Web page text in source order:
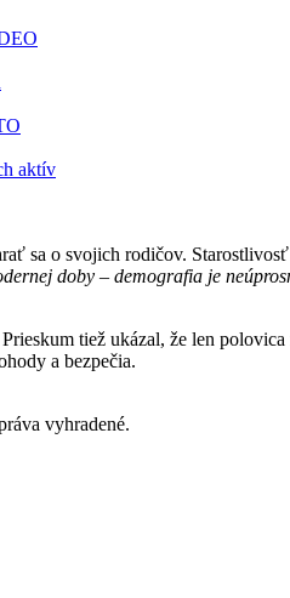
aktív
sa o svojich rodičov. Starostlivosť
doby – demografia je
tiež ukázal, že len
a bezpečia.
vyhradené.